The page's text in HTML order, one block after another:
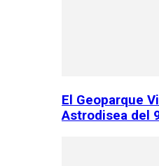
El Geoparque
Astrodisea del